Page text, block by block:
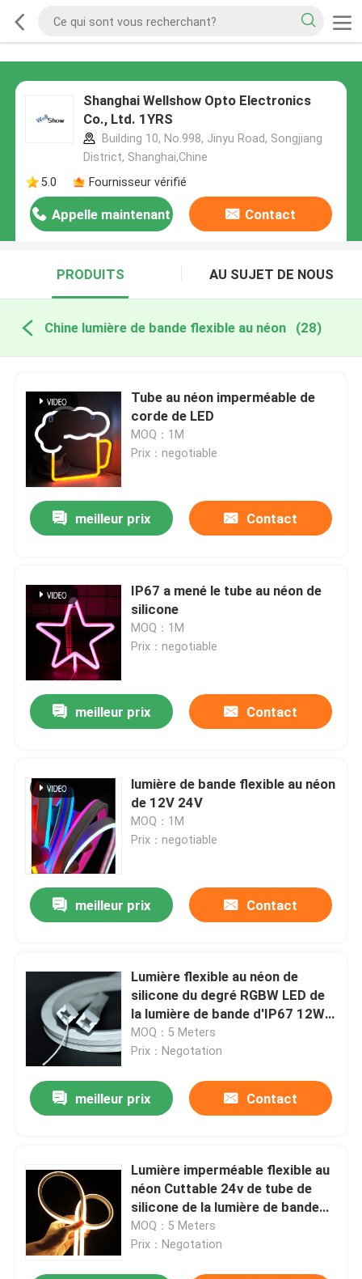
Shanghai Wellshow Opto Electronics
Co., Ltd. 1YRS
Building 10, No.998, Jinyu Road, Songjiang
District, Shanghai,Chine
5.0
Fournisseur vérifié
Appelle maintenant Contact
PRODUITS AU SUJET DE NOUS
Chine lumière de bande flexible au néon (28)
Tube au néon imperméable de
corde de LED
MOQ：1M
Prix：negotiable
meilleur prix Contact
IP67 a mené le tube au néon de
silicone
MOQ：1M
Prix：negotiable
meilleur prix Contact
lumière de bande flexible au néon
de 12V 24V
MOQ：1M
Prix：negotiable
meilleur prix Contact
Lumière flexible au néon de
silicone du degré RGBW LED de
la lumière de bande d'IP67 12W
120
MOQ：5 Meters
Prix：Negotation
meilleur prix Contact
Lumière imperméable flexible au
néon Cuttable 24v de tube de
silicone de la lumière de bande
IP65 LED
MOQ：5 Meters
Prix：Negotation